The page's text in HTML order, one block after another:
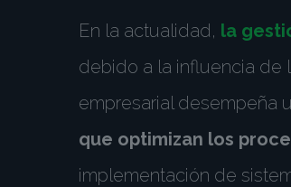
En la actualidad, la
debido a la influencia de
empresarial desempeña
que optimizan los
implementación de